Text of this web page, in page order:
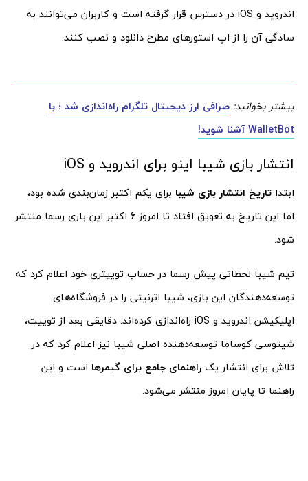
اندروید و iOS در دسترس قرار گرفته است و کاربران می‌توانند به
سادگی آن را از اپ استورهای مطرح دانلود و نصب کنند.
بیشتر بخوانید: صرافی ارز دیجیتال تلگرام راه‌اندازی شد ؛ با
WalletBot آشنا شوید!
انتشار بازی شیبا اینو برای اندروید و iOS
ابتدا تاریخ انتشار بازی شیبا برای یکم اکتبر زمان‌بندی شده بود،
اما این تاریخ به تعویق افتاد تا امروز 6 اکتبر این بازی رسما منتشر
شود.
تیم شیبا لحظاتی پیش رسما در حساب توییتری خود اعلام کرد که
توسعه‌دهندگان این بازی، شیبا اترنیتی را در فروشگاه‌های
اپلیکیشن‌ اندروید و iOS راه‌اندازی کرده‌اند. دقایقی بعد از توییت،
شیتوسی کوساما توسعه‌دهنده اصلی شیبا نیز اعلام کرد که در
تلاش برای انتشار یک راهنمای جامع برای گیمرها است و این
راهنما تا پایان امروز منتشر می‌شود.